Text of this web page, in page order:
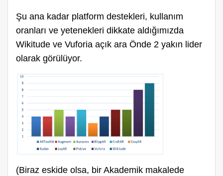
Şu ana kadar platform destekleri, kullanım
oranları ve yetenekleri dikkate aldığımızda
Wikitude ve Vuforia açık ara Önde 2 yakın lider
olarak görülüyor.
(Biraz eskide olsa, bir Akademik makalede